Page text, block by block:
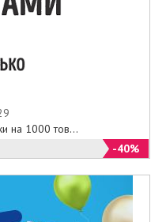
на 1000 тов...
-40%